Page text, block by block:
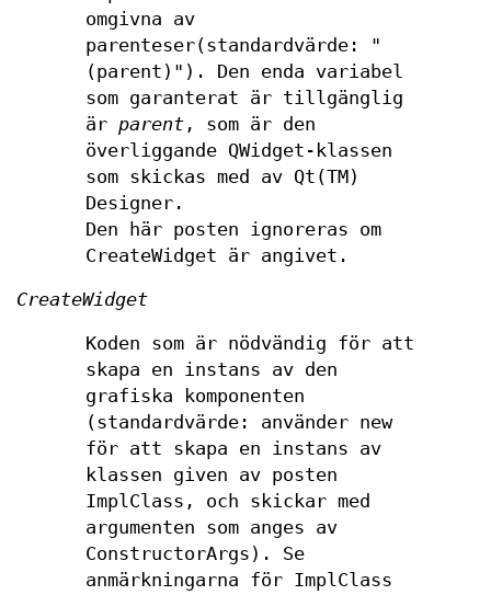
omgivna av
parenteser(standardvärde: "
(parent)"). Den enda variabel
som garanterat är tillgänglig
ärparent , som är den
överliggande QWidget-klassen
som skickas med av Qt(TM)
Designer.
Den här posten ignoreras om
CreateWidget är angivet.
CreateWidget
Koden som är nödvändig för att
skapa en instans av den
grafiska komponenten
(standardvärde: använder new
för att skapa en instans av
klassen given av posten
ImplClass, och skickar med
argumenten som anges av
ConstructorArgs). Se
anmärkningarna för ImplClass